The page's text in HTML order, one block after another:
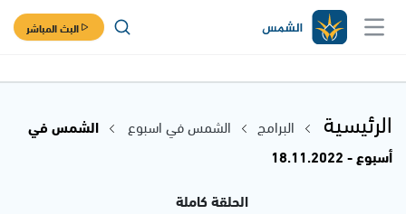
البث المباشر
الرئيسية البرامج الشمس في اسبوع
الشمس في
أسبوع - 18.11.2022
الحلقة كاملة